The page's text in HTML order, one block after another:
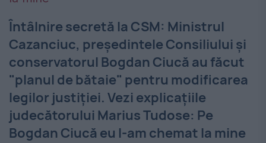
Întâlnire secretă la CSM: Ministrul
Cazanciuc, preşedintele Consiliului şi
conservatorul Bogdan Ciucă au făcut
"planul de bătaie" pentru modificarea
legilor justiţiei. Vezi explicaţiile
judecătorului Marius Tudose: Pe
Bogdan Ciucă eu l-am chemat la mine